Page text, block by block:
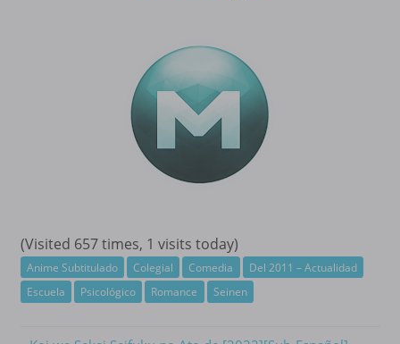
(Visited 657 times, 1 visits today)
Anime Subtitulado Colegial Comedia
Del 2011 – Actualidad
Escuela
Psicológico Romance Seinen